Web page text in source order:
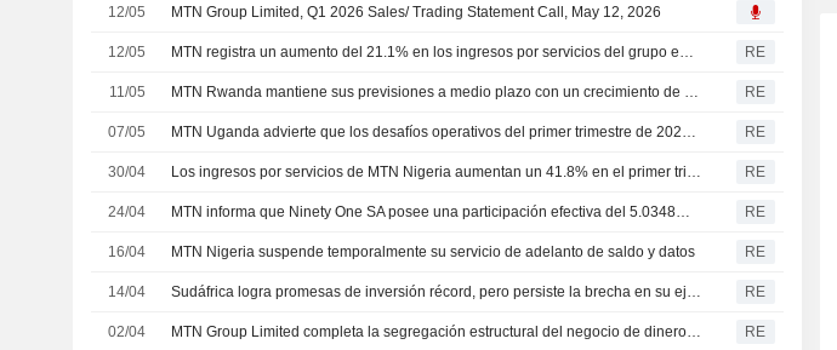
12/05 MTN Group Limited, Q1 2026 Sales/ Trading Statement Call, May 12, 2026
12/05 MTN registra un aumento del 21.1% en los ingresos por servicios del grupo en el primer trimestre a tipo de cambio constante RE
11/05 MTN Rwanda mantiene sus previsiones a medio plazo con un crecimiento de los ingresos por servicios de doble dígito medio RE
07/05 MTN Uganda advierte que los desafíos operativos del primer trimestre de 2026 impactarán sus previsiones a corto plazo RE
30/04 Los ingresos por servicios de MTN Nigeria aumentan un 41.8% en el primer trimestre hasta los 1.5 billones de nairas RE
24/04 MTN informa que Ninety One SA posee una participación efectiva del 5.0348% en MTN Group RE
16/04 MTN Nigeria suspende temporalmente su servicio de adelanto de saldo y datos RE
14/04 Sudáfrica logra promesas de inversión récord, pero persiste la brecha en su ejecución RE
02/04 MTN Group Limited completa la segregación estructural del negocio de dinero móvil de Scancom plc en Ghana RE